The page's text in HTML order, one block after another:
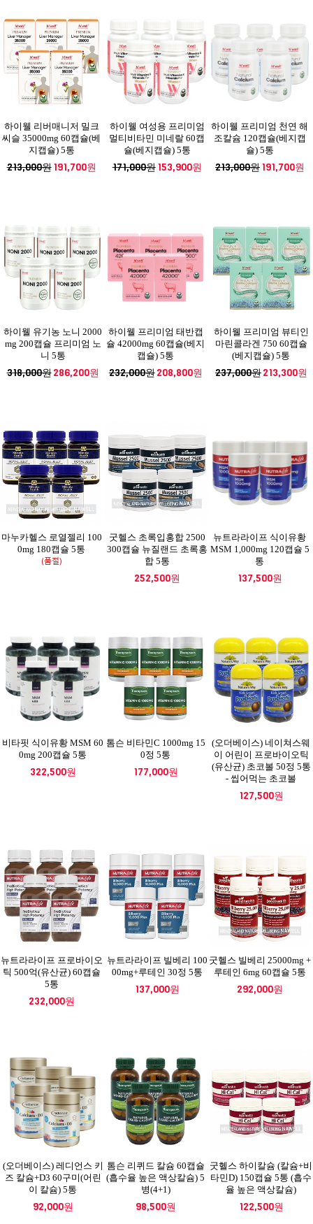
하이웰 리버매니저 밀크
씨슬 35000mg 60캡슐(베
지캡슐) 5통
213,000원191,700원
하이웰 여성용 프리미엄
멀티비타민 미네랄 60캡
슐(베지캡슐) 5통
171,000원153,900원
하이웰 프리미엄 천연 해
조칼슘 120캡슐(베지캡
슐) 5통
213,000원191,700원
하이웰 유기농 노니 2000
mg 200캡슐 프리미엄 노
니 5통
318,000원286,200원
하이웰 프리미엄 태반캡
슐 42000mg 60캡슐(베지
캡슐) 5통
232,000원208,800원
하이웰 프리미엄 뷰티인
마린콜라겐 750 60캡슐
(베지캡슐) 5통
237,000원213,300원
마누카헬스 로열젤리 100
0mg 180캡슐 5통
(품절)
굿헬스 초록입홍합 2500
300캡슐 뉴질랜드 초록홍
합 5통
252,500원
뉴트라라이프 식이유황
MSM 1,000mg 120캡슐 5
통
137,500원
비타핏 식이유황 MSM 60
0mg 200캡슐 5통
322,500원
톰슨 비타민C 1000mg 15
0정 5통
177,000원
(오더베이스) 네이쳐스웨
이 어린이 프로바이오틱
(유산균) 초코볼 50정 5통
- 씹어먹는 초코볼
127,500원
뉴트라라이프 프로바이오
틱 500억(유산균) 60캡슐
5통
232,000원
뉴트라라이프 빌베리 100
00mg+루테인 30정 5통
137,000원
굿헬스 빌베리 25000mg +
루테인 6mg 60캡슐 5통
292,000원
(오더베이스) 레디언스 키
즈 칼슘+D3 60구미(어린
이 칼슘) 5통
92,000원
톰슨 리퀴드 칼슘 60캡슐
(흡수율 높은 액상칼슘) 5
병(4+1)
98,500원
굿헬스 하이칼슘 (칼슘+비
타민D) 150캡슐 5통 (흡수
율 높은 액상칼슘)
122,500원